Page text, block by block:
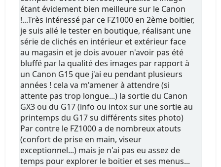
étant évidement bien meilleure sur le Canon
!...Très intéressé par ce FZ1000 en 2ème boitier,
je suis allé le tester en boutique, réalisant une
série de clichés en intérieur et extérieur face
au magasin et je dois avouer n'avoir pas été
bluffé par la qualité des images par rapport à
un Canon G15 que j'ai eu pendant plusieurs
années ! cela va m'amener à attendre (si
attente pas trop longue...) la sortie du Canon
GX3 ou du G17 (info ou intox sur une sortie au
printemps du G17 su différents sites photo)
Par contre le FZ1000 a de nombreux atouts
(confort de prise en main, viseur
exceptionnel...) mais je n'ai pas eu assez de
temps pour explorer le boitier et ses menus...